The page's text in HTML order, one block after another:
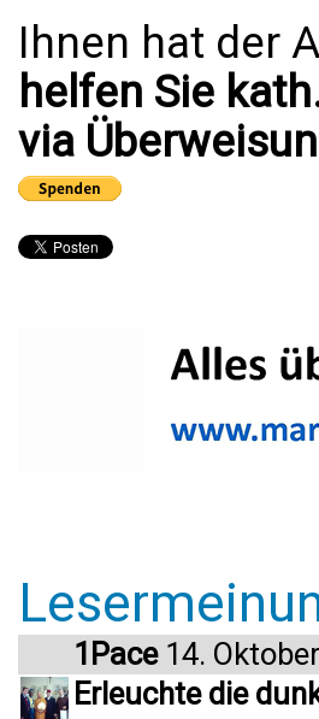
Ihnen hat der
helfen Sie
via
1Pace14.
Erleuchte die